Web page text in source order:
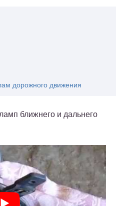
дорожного движения
ближнего и дальнего